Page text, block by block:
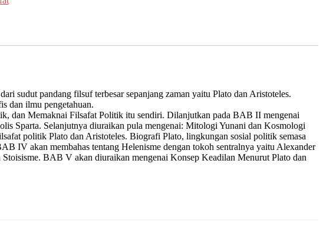
sudut pandang filsuf terbesar sepanjang zaman yaitu Plato dan Aristoteles.
dan ilmu pengetahuan.
dan Memaknai Filsafat Politik itu sendiri. Dilanjutkan pada BAB II mengenai
Sparta. Selanjutnya diuraikan pula mengenai: Mitologi Yunani dan Kosmologi
politik Plato dan Aristoteles. Biografi Plato, lingkungan sosial politik semasa
IV akan membahas tentang Helenisme dengan tokoh sentralnya yaitu Alexander
BAB V akan diuraikan mengenai Konsep Keadilan Menurut Plato dan